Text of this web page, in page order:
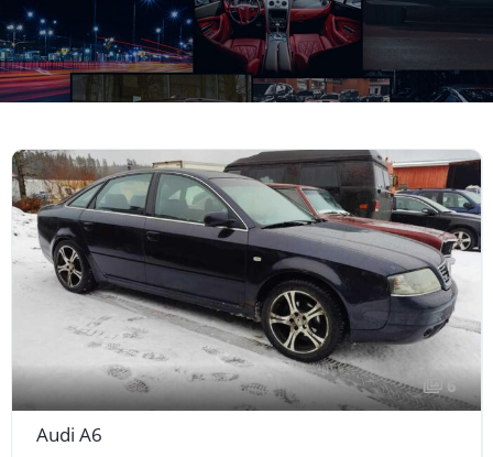
6
Audi A6